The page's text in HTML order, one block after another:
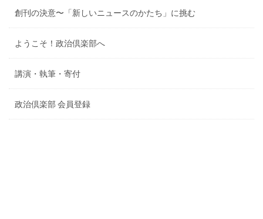
創刊の決意〜「新しいニュースのかたち」に挑む
ようこそ！政治倶楽部へ
講演・執筆・寄付
政治倶楽部 会員登録